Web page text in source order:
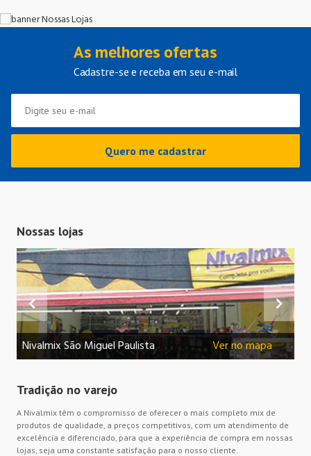
As melhores ofertas
Cadastre-se e receba em seu e-mail
Quero me cadastrar
Nossas lojas
Nivalmix São Miguel Paulista Ver no mapa
Tradição no varejo
A Nivalmix têm o compromisso de oferecer o mais completo mix de
produtos de qualidade, a preços competitivos, com um atendimento de
excelência e diferenciado, para que a experiência de compra em nossas
lojas, seja uma constante satisfação para o nosso cliente.